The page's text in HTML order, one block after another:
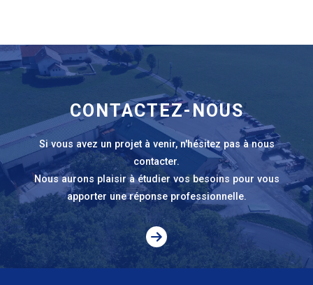
CONTACTEZ-NOUS
Si vous avez un projet à venir, n'hésitez pas à nous
contacter.
Nous aurons plaisir à étudier vos besoins pour vous
apporter une réponse professionnelle.